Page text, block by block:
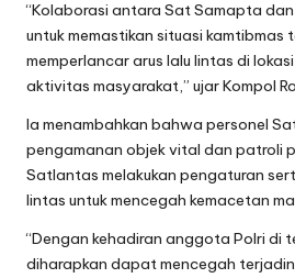
“Kolaborasi antara Sat Samapta
untuk memastikan situasi
memperlancar arus lalu lintas di
aktivitas masyarakat,” ujar Kompol
Ia menambahkan bahwa personel
pengamanan objek vital dan patroli
Satlantas melakukan pengaturan
lintas untuk mencegah kemacetan
“Dengan kehadiran anggota Polri di
diharapkan dapat mencegah